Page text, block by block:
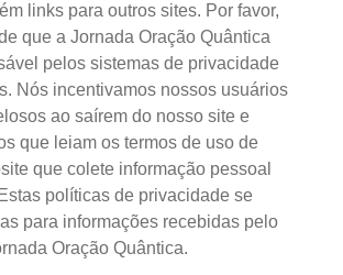
links para outros sites. Por favor,
que a Jornada Oração Quântica
pelos sistemas de privacidade
Nós incentivamos nossos usuários
ao saírem do nosso site e
que leiam os termos de uso de
que colete informação pessoal
políticas de privacidade se
para informações recebidas pelo
Oração Quântica.